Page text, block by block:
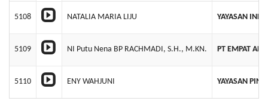
5108 NATALIA MARIA LIJU YAYASAN
5109 NI Putu Nena BP RACHMADI, S.H., M.KN. PT EMPAT
5110 ENY WAHJUNI YAYASAN